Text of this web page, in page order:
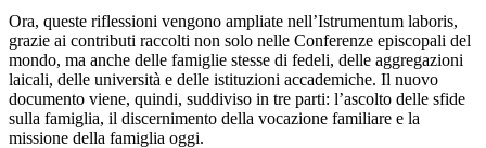
Ora, queste riflessioni vengono ampliate nell’Istrumentum laboris,
grazie ai contributi raccolti non solo nelle Conferenze episcopali del
mondo, ma anche delle famiglie stesse di fedeli, delle aggregazioni
laicali, delle università e delle istituzioni accademiche. Il nuovo
documento viene, quindi, suddiviso in tre parti: l’ascolto delle sfide
sulla famiglia, il discernimento della vocazione familiare e la
missione della famiglia oggi.